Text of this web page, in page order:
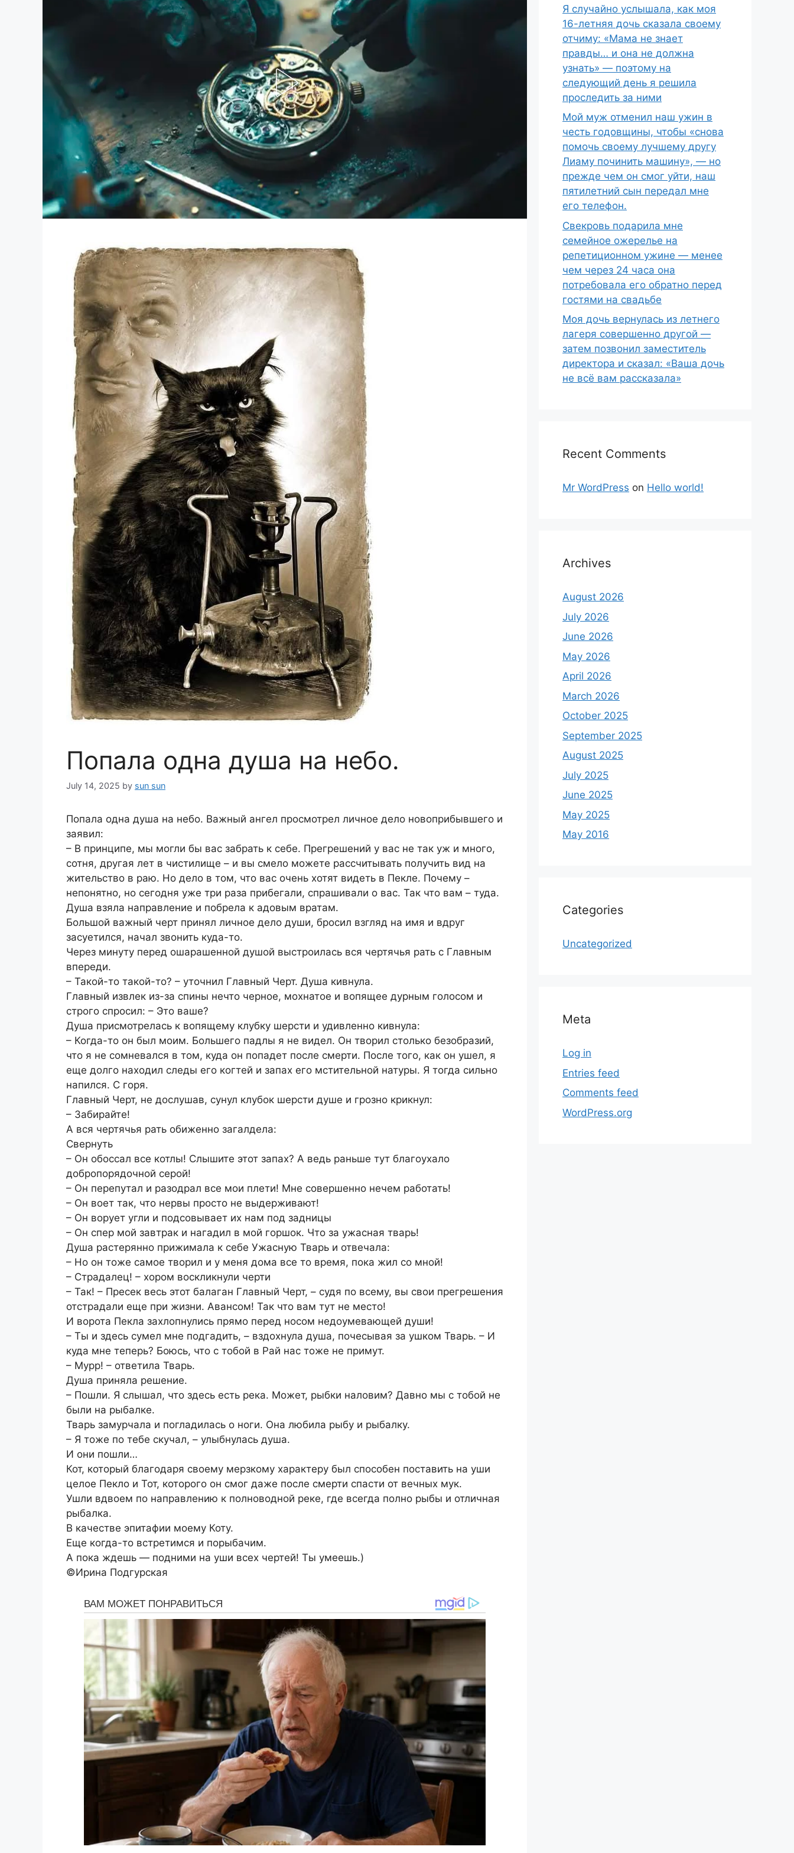
Попала одна душа на небо.
July 14, 2025 by sun sun
Попала одна душа на небо. Важный ангел просмотрел личное дело новоприбывшего и
заявил:
– В принципе, мы могли бы вас забрать к себе. Прегрешений у вас не так уж и много,
сотня, другая лет в чистилище – и вы смело можете рассчитывать получить вид на
жительство в раю. Но дело в том, что вас очень хотят видеть в Пекле. Почему –
непонятно, но сегодня уже три раза прибегали, спрашивали о вас. Так что вам – туда.
Душа взяла направление и побрела к адовым вратам.
Большой важный черт принял личное дело души, бросил взгляд на имя и вдруг
засуетился, начал звонить куда-то.
Через минуту перед ошарашенной душой выстроилась вся чертячья рать с Главным
впереди.
– Такой-то такой-то? – уточнил Главный Черт. Душа кивнула.
Главный извлек из-за спины нечто черное, мохнатое и вопящее дурным голосом и
строго спросил: – Это ваше?
Душа присмотрелась к вопящему клубку шерсти и удивленно кивнула:
– Когда-то он был моим. Большего падлы я не видел. Он творил столько безобразий,
что я не сомневался в том, куда он попадет после смерти. После того, как он ушел, я
еще долго находил следы его когтей и запах его мстительной натуры. Я тогда сильно
напился. С горя.
Главный Черт, не дослушав, сунул клубок шерсти душе и грозно крикнул:
– Забирайте!
А вся чертячья рать обиженно загалдела:
Свернуть
– Он обоссал все котлы! Слышите этот запах? А ведь раньше тут благоухало
добропорядочной серой!
– Он перепутал и разодрал все мои плети! Мне совершенно нечем работать!
– Он воет так, что нервы просто не выдерживают!
– Он ворует угли и подсовывает их нам под задницы
– Он спер мой завтрак и нагадил в мой горшок. Что за ужасная тварь!
Душа растерянно прижимала к себе Ужасную Тварь и отвечала:
– Но он тоже самое творил и у меня дома все то время, пока жил со мной!
– Страдалец! – хором воскликнули черти
– Так! – Пресек весь этот балаган Главный Черт, – судя по всему, вы свои прегрешения
отстрадали еще при жизни. Авансом! Так что вам тут не место!
И ворота Пекла захлопнулись прямо перед носом недоумевающей души!
– Ты и здесь сумел мне подгадить, – вздохнула душа, почесывая за ушком Тварь. – И
куда мне теперь? Боюсь, что с тобой в Рай нас тоже не примут.
– Мурр! – ответила Тварь.
Душа приняла решение.
– Пошли. Я слышал, что здесь есть река. Может, рыбки наловим? Давно мы с тобой не
были на рыбалке.
Тварь замурчала и погладилась о ноги. Она любила рыбу и рыбалку.
– Я тоже по тебе скучал, – улыбнулась душа.
И они пошли…
Кот, который благодаря своему мерзкому характеру был способен поставить на уши
целое Пекло и Тот, которого он смог даже после смерти спасти от вечных мук.
Ушли вдвоем по направлению к полноводной реке, где всегда полно рыбы и отличная
рыбалка.
В качестве эпитафии моему Коту.
Еще когда-то встретимся и порыбачим.
А пока ждешь — подними на уши всех чертей! Ты умеешь.)
©Ирина Подгурская
Я случайно услышала, как моя
16-летняя дочь сказала своему
отчиму: «Мама не знает
правды… и она не должна
узнать» — поэтому на
следующий день я решила
проследить за ними
Мой муж отменил наш ужин в
честь годовщины, чтобы «снова
помочь своему лучшему другу
Лиаму починить машину», — но
прежде чем он смог уйти, наш
пятилетний сын передал мне
его телефон.
Свекровь подарила мне
семейное ожерелье на
репетиционном ужине — менее
чем через 24 часа она
потребовала его обратно перед
гостями на свадьбе
Моя дочь вернулась из летнего
лагеря совершенно другой —
затем позвонил заместитель
директора и сказал: «Ваша дочь
не всё вам рассказала»
Recent Comments
Mr WordPress on Hello world!
Archives
August 2026
July 2026
June 2026
May 2026
April 2026
March 2026
October 2025
September 2025
August 2025
July 2025
June 2025
May 2025
May 2016
Categories
Uncategorized
Meta
Log in
Entries feed
Comments feed
WordPress.org